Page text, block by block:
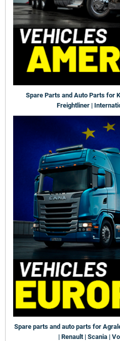
Spare Parts and Auto Parts for
Freightliner |
Spare parts and auto parts for
| Renault | Scania |